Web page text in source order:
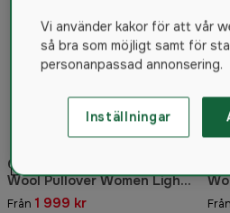
Chevalier Minley Mockneck
Wool Pullover Women Light
Grey Melange
Från 1 999 kr
Pine
Från
Vi använder kakor för att vår
så bra som möjligt samt för
personanpassad annonsering.
Inställningar